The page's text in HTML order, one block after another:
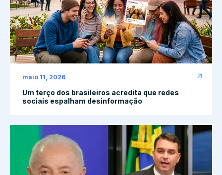
maio 11, 2026
Um terço dos brasileiros acredita que redes
sociais espalham desinformação